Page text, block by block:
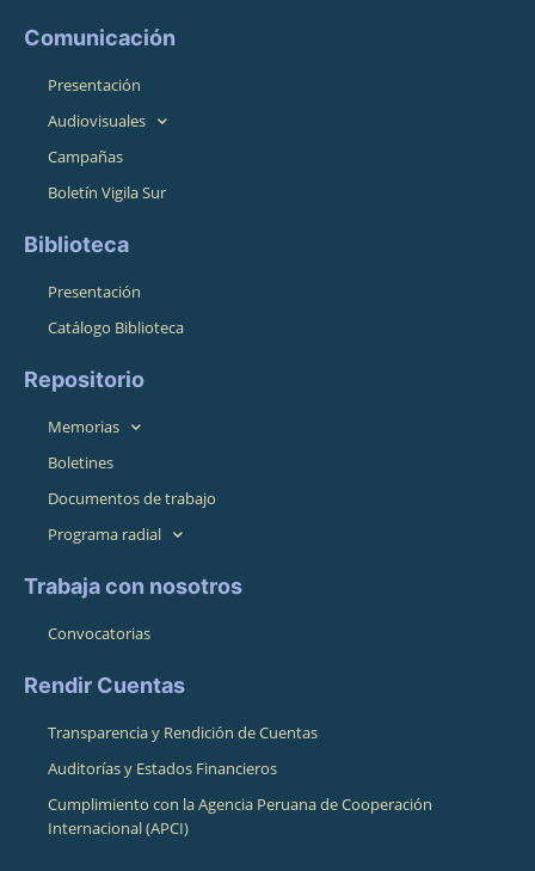
Comunicación
Presentación
Audiovisuales
Campañas
Boletín Vigila Sur
Biblioteca
Presentación
Catálogo Biblioteca
Repositorio
Memorias
Boletines
Documentos de trabajo
Programa radial
Trabaja con nosotros
Convocatorias
Rendir Cuentas
Transparencia y Rendición de Cuentas
Auditorías y Estados Financieros
Cumplimiento con la Agencia Peruana de Cooperación
Internacional (APCI)